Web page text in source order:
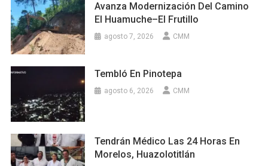
Avanza Modernización Del Camino
El Huamuche–El Frutillo
agosto 7, 2026 CMM
Tembló En Pinotepa
agosto 6, 2026 CMM
Tendrán Médico Las 24 Horas En
Morelos, Huazolotitlán